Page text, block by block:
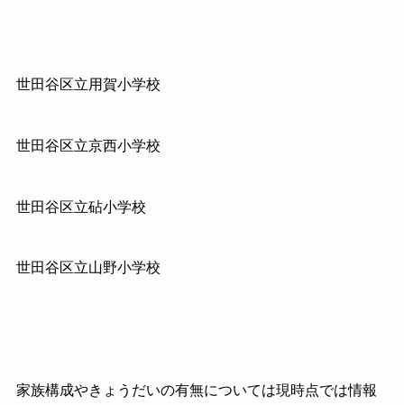
世田谷区立用賀小学校
世田谷区立京西小学校
世田谷区立砧小学校
世田谷区立山野小学校
家族構成やきょうだいの有無については現時点では情報